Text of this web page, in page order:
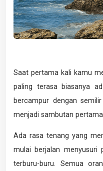
Saat pertama kali kamu
paling terasa biasanya
bercampur dengan
menjadi sambutan
Ada rasa tenang yang
mulai berjalan menyusuri
terburu-buru. Semua